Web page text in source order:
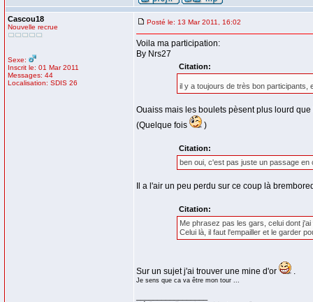
Cascou18
Nouvelle recrue
Sexe:
Inscrit le: 01 Mar 2011
Messages: 44
Localisation: SDIS 26
Posté le: 13 Mar 2011, 16:02
Voila ma participation:
By Nrs27
Citation:
il y a toujours de très bon participants,
Ouaiss mais les boulets pèsent plus lourd
(Quelque fois
)
Citation:
ben oui, c'est pas juste un passage en
Il a l'air un peu perdu sur ce coup là
Citation:
Me phrasez pas les gars, celui dont
Celui là, il faut l'empailler et le garder
Sur un sujet j'ai trouver une mine d'or .
Je sens que ca va être mon tour ...